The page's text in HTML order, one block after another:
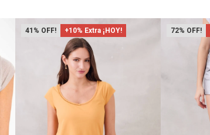
41 +10% Extra ¡HOY! 72